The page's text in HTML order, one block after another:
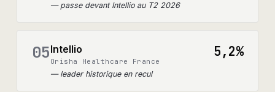
— passe devant Intellio au T2 2026
05Intellio
Orisha Healthcare France
— leader historique en recul
5,2%